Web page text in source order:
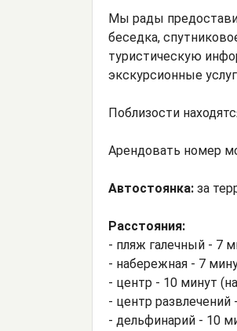
Мы рады
беседка,
туристическую
экскурсионные
Поблизости
Арендовать номер
Автостоянка: за
Расстояния:
- пляж галечный - 7
- набережная - 7
- центр - 10 минут
- центр развлечений
- дельфинарий - 10